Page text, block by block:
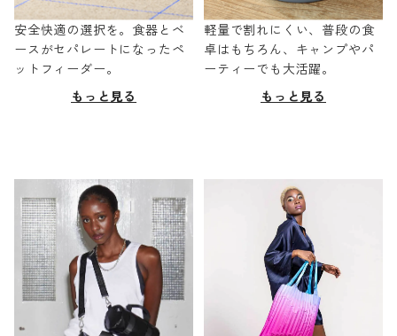
安全快適の選択を。食器とベ
ースがセパレートになったペ
ットフィーダー。
もっと見る
軽量で割れにくい、普段の食
卓はもちろん、キャンプやパ
ーティーでも大活躍。
もっと見る